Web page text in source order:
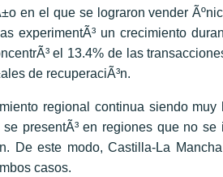
en el que se lograron vender
experimentÃ³ un crecimiento
el 13.4% de las
de recuperaciÃ³n.
regional continua siendo
presentÃ³ en regiones que no
De este modo, Castilla-La
casos.